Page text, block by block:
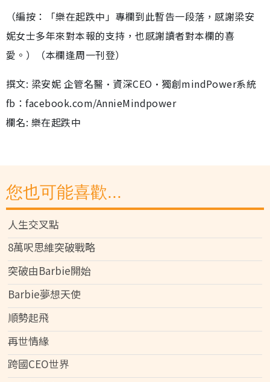
（編按：「樂在起跌中」專欄到此暫告一段落，感謝梁安
妮女士多年來對本報的支持，也感謝讀者對本欄的喜
愛。）（本欄逢周一刊登）
撰文: 梁安妮 企管名醫•資深CEO•獨創mindPower系統
fb：facebook.com/AnnieMindpower
欄名: 樂在起跌中
您也可能喜歡...
人生交叉點
8萬呎思維突破戰略
突破由Barbie開始
Barbie夢想天使
順勢起飛
再世情緣
跨國CEO世界